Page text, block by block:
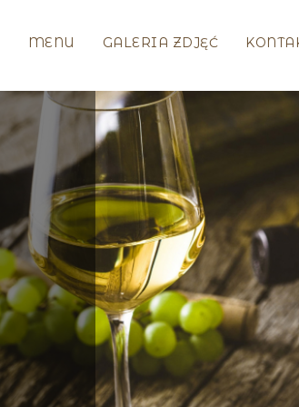
MENU GALERIA ZDJĘĆ